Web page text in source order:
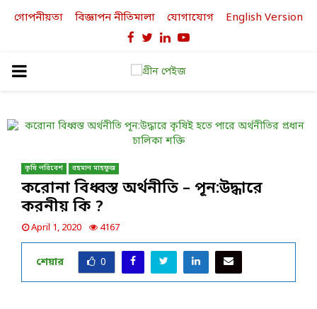
গোপনীয়তা বিজ্ঞাপন নীতিমালা যোগাযোগ English Version
Facebook
TwitterLinkedinYoutube
PRIMARY
কৃষি পরিবেশ রহমান মাহফুজ
করোনা বিধ্বস্ত অর্থনীতি – পূন:উদ্ধারে
করনীয় কি ?
April 1, 2020 4167
শেয়ার 0